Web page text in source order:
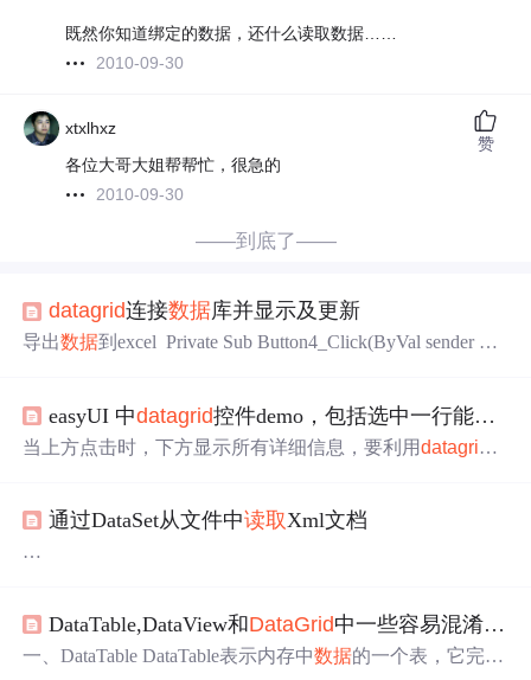
既然你知道绑定的数据，还什么读取数据……
2010-09-30
xtxlhxz
各位大哥大姐帮帮忙，很急的
2010-09-30
赞
——到底了——
datagrid连接数据库并显示及更新
导出数据到excel Private Sub Button4_Click(ByVal sender As
pExcel As Excel.Application = N
easyUI 中datagrid控件demo，包括选中一行能读取
当上方点击时，下方显示所有详细信息，要利用datagrid
法来加载rowData，rowData为选中行的数据
通过DataSet从文件中读取Xml文档
据 库。DataSet对象由DataTable对象的集合组成，因此可以
使用 DataRelation对象将这些对象互相关联。每一个DataTa
DataTable,DataView和DataGrid中一些容易混淆的概念
一、DataTable DataTable表示内存中数据的一个表，它完全